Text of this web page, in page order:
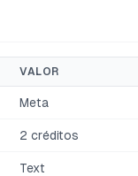
VALOR
Meta
2 créditos
Text